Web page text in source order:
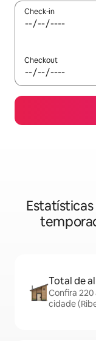
Check-in
Checkout
Total de
Confira
cidade